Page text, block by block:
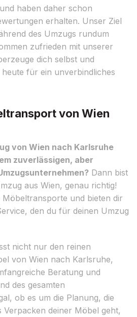
haben daher schon
erhalten. Unser Ziel
des Umzugs rundum
zufrieden mit unserer
dich selbst und
für ein unverbindliches
von Wien
von Wien nach Karlsruhe
zuverlässigen, aber
Dann bist
aus Wien, genau richtig!
und bieten dir
den du für deinen Umzug
nicht nur den reinen
von Wien nach Karlsruhe,
Beratung und
des gesamten
ob es um die Planung, die
Verpacken deiner Möbel geht,